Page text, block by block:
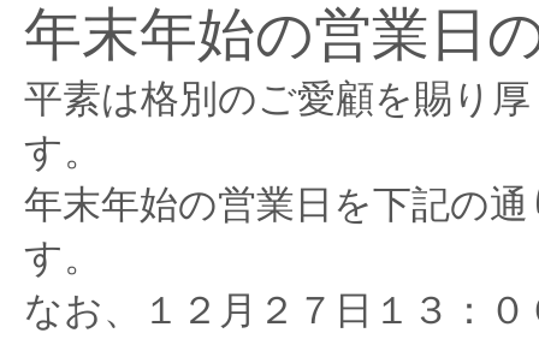
年末年始の営業日
平素は格別のご愛顧を賜り
す。
年末年始の営業日を下記の
す。
なお、１２月２７日１３：